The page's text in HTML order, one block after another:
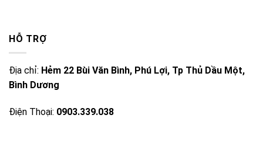
HỖ TRỢ
Địa chỉ: Hẻm 22 Bùi Văn Bình, Phú Lợi, Tp Thủ Dầu Một,
Bình Dương
Điện Thoại: 0903.339.038